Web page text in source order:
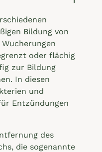
Bildung von
oder flächig
zur Bildung
In diesen
und
Entzündungen
des
die sogenannte